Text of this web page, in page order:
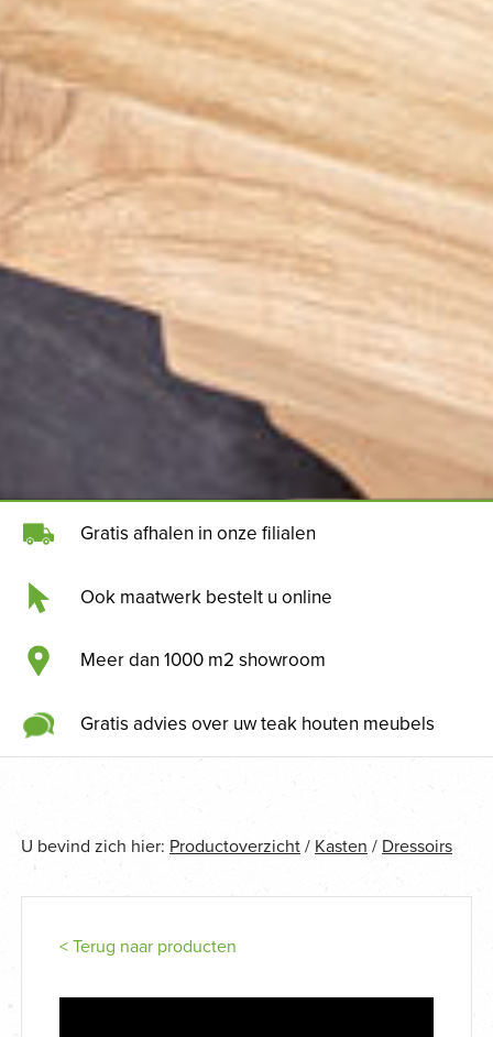
Gratis afhalen in onze filialen
Ook maatwerk bestelt u online
Meer dan 1000 m2 showroom
Gratis advies over uw teak houten meubels
U bevind zich hier: Productoverzicht / Kasten / Dressoirs
< Terug naar producten